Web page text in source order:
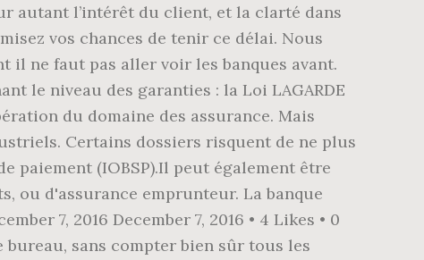
autant l’intérêt du client, et la clarté dans
vos chances de tenir ce délai. Nous
il ne faut pas aller voir les banques avant.
le niveau des garanties : la Loi LAGARDE
du domaine des assurance. Mais
Certains dossiers risquent de ne plus
paiement (IOBSP).Il peut également être
ou d'assurance emprunteur. La banque
7, 2016 December 7, 2016 • 4 Likes • 0
sans compter bien sûr tous les